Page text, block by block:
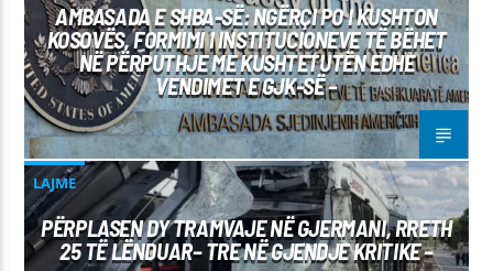
AMBASADA E SHBA-SË: NGËRÇI PO I KUSHTON
KOSOVËS, FORMIMI I INSTITUCIONEVE TË BËHET
NË PËRPUTHJE ME KUSHTETUTËN EDHE
VENDIMET E GJK-SË –
LAJME
PËRPLASEN DY TRAMVAJE NË GJERMANI, RRETH
25 TË LËNDUAR– TRE NË GJENDJE KRITIKE –